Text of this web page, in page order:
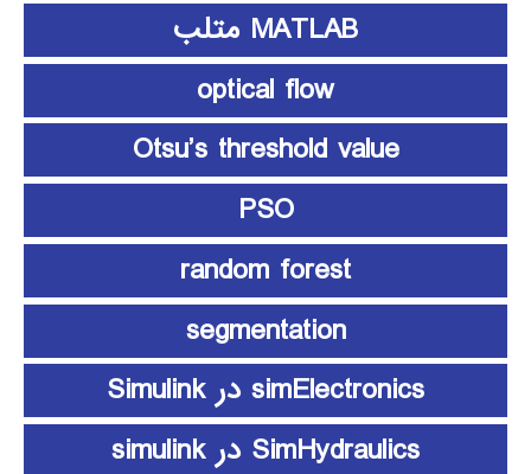
MATLAB متلب
optical flow
Otsu’s threshold value
PSO
random forest
segmentation
simElectronics در Simulink
SimHydraulics در simulink